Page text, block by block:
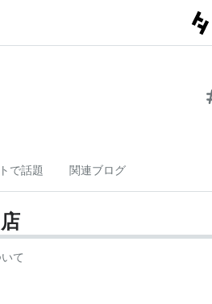
で話題 関連ブログ
て